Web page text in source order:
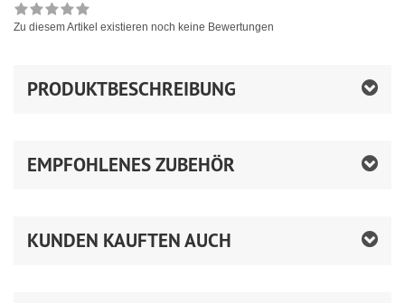
Zu diesem Artikel existieren noch keine Bewertungen
PRODUKTBESCHREIBUNG
EMPFOHLENES ZUBEHÖR
KUNDEN KAUFTEN AUCH